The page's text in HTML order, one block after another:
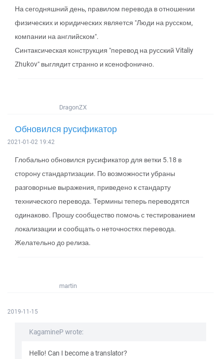
На сегодняшний день, правилом перевода в отношении
физических и юридических является "Люди на русском,
компании на английском".
Синтаксическая конструкция "перевод на русский Vitaliy
Zhukov" выглядит странно и ксенофонично.
DragonZX
Обновился русификатор
2021-01-02 19:42
Глобально обновился русификатор для ветки 5.18 в
сторону стандартизации. По возможности убраны
разговорные выражения, приведено к стандарту
технического перевода. Термины теперь переводятся
одинаково. Прошу сообщество помочь с тестированием
локализации и сообщать о неточностях перевода.
Желательно до релиза.
martin
2019-11-15
KagamineP wrote:
Hello! Can I become a translator?